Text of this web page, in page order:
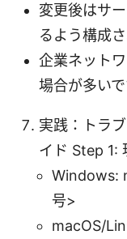
変更後はサ
るよう構成
企業ネット
場合が多いで
実践：トラ
イド Step 1:
Windows:
号>
macOS/